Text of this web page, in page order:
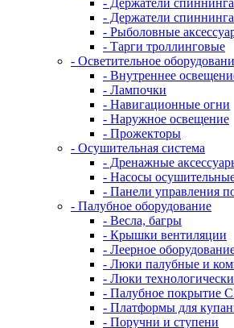
- Держатели
- Рыболовные
- Тарги троллинговые
- Осветительное
- Внутреннее
- Лампочки
- Навигационные огни
- Наружное освещение
- Прожекторы
- Осушительная система
- Дренажные
- Насосы
- Панели управления
- Палубное оборудование
- Весла, багры
- Крышки вентиляции
- Леерное
- Люки палубные и
- Люки
- Палубное покрытие
- Платформы для
- Поручни и ступени